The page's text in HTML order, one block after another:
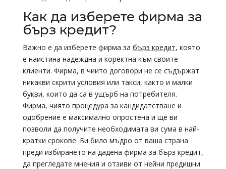
Как да изберете фирма за
бърз кредит?
Важно е да изберете фирма за бърз кредит, която
е наистина надеждна и коректна към своите
клиенти. Фирма, в чиито договори не се съдържат
никакви скрити условия или такси, както и малки
букви, които да са в ущърб на потребителя.
Фирма, чиято процедура за кандидатстване и
одобрение е максимално опростена и ще ви
позволи да получите необходимата ви сума в най-
кратки срокове. Би било мъдро от ваша страна
преди избирането на дадена фирма за бърз кредит,
да прегледате мнения и отзиви от нейни предишни